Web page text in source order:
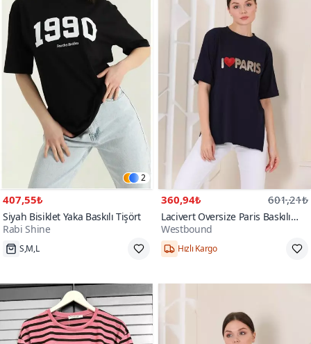
2
407,55₺
Siyah Bisiklet Yaka Baskılı Tişört
Rabi Shine
S,M,L
360,94₺ 601,21₺
Lacivert Oversize Paris Baskılı
Yırtmaçlı T-shirt
Westbound
Hızlı Kargo